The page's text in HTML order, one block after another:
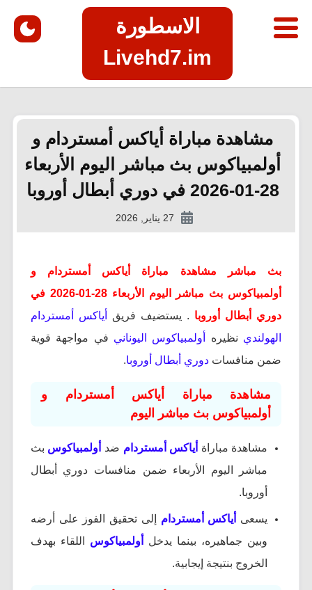
الاسطورة
Livehd7.im
مشاهدة مباراة أياكس أمستردام و
أولمبياكوس بث مباشر اليوم الأربعاء
28-01-2026 في دوري أبطال أوروبا
27 يناير, 2026
بث مباشر مشاهدة مباراة أياكس أمستردام و
أولمبياكوس بث مباشر اليوم الأربعاء 28-01-2026 في
دوري أبطال أوروبا . يستضيف فريق
أياكس أمستردام
الهولندي نظيره أولمبياكوس اليوناني في مواجهة قوية
ضمن منافسات دوري أبطال أوروبا.
مشاهدة مباراة أياكس أمستردام و
أولمبياكوس بث مباشر اليوم
مشاهدة مباراة أياكس أمستردام ضد أولمبياكوس بث
مباشر اليوم الأربعاء ضمن منافسات دوري أبطال
أوروبا.
يسعى أياكس أمستردام إلى تحقيق الفوز على أرضه
وبين جماهيره، بينما يدخل
أولمبياكوس اللقاء بهدف
الخروج بنتيجة إيجابية.